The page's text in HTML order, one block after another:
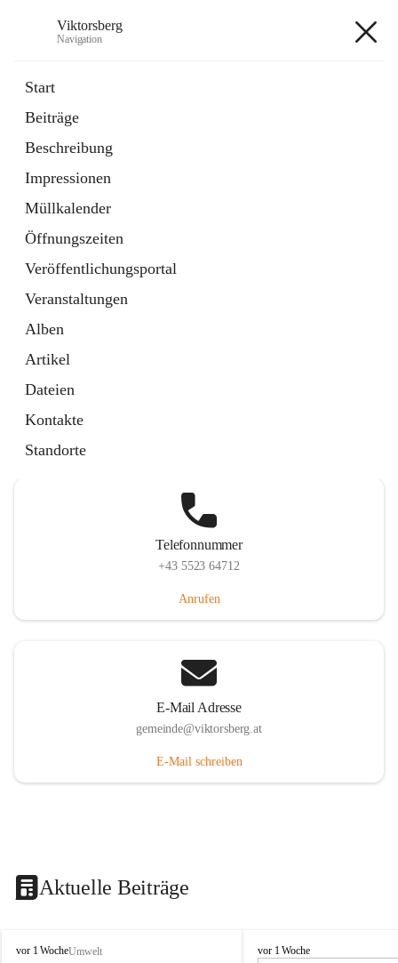
Viktorsberg
Navigation
Start
Beiträge
Beschreibung
Impressionen
Müllkalender
Öffnungszeiten
Veröffentlichungsportal
Veranstaltungen
Alben
Artikel
Dateien
Kontakte
Standorte
1 Schnellzugriff
Bürgerservice
10 Schnellzugriffe
Telefonnummer
+43 5523 64712
Anrufen
E-Mail Adresse
gemeinde@viktorsberg.at
E-Mail schreiben
Aktuelle Beiträge
V
vor 1 WocheUmwelt
V
vor 1 Woche